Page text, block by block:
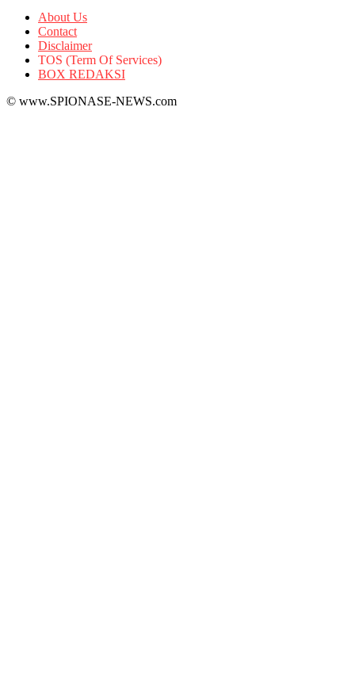
About Us
Contact
Disclaimer
TOS (Term Of Services)
BOX REDAKSI
© www.SPIONASE-NEWS.com